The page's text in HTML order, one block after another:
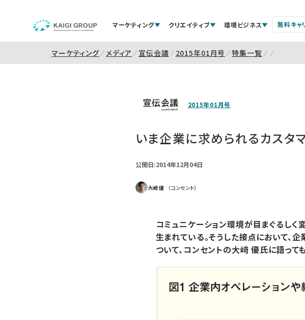
マーケティング クリエイティブ 環境ビジネス 無料キャ
マーケティング メディア 宣伝会議 2015年01月号 特集一覧
2015年01月号
いま企業に求められるカスタ
公開日:2014年12月04日
大﨑 優 （コンセント）
コミュニケーション環境が目まぐるし
生まれている。そうした接点において、
ついて、コンセントの大﨑 優氏に語っても